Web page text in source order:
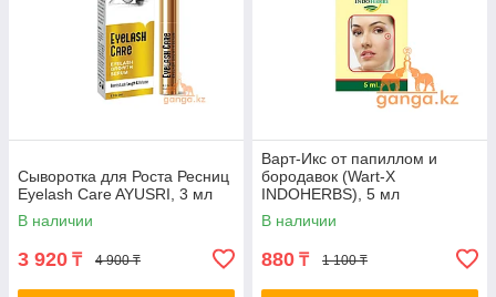
Сыворотка для Роста Ресниц
Eyelash Care AYUSRI, 3 мл
В наличии
3 920 ₸ 4 900 ₸
Варт-Икс от папиллом и
бородавок (Wart-X
INDOHERBS), 5 мл
В наличии
880 ₸ 1 100 ₸